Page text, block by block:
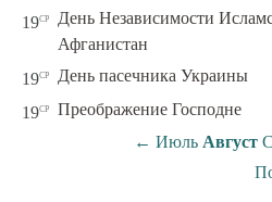
19ср
День Независимости
Афганистан
19ср День пасечника Украины
19ср Преображение Господне
← Июль Август